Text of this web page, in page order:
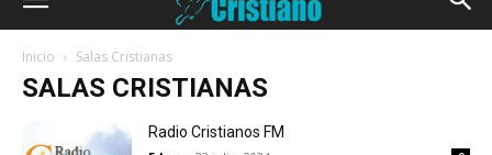
Inicio Salas Cristianas
SALAS CRISTIANAS
Radio Cristianos FM